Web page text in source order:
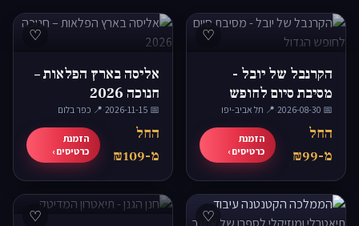
♡
הקרנבל של יובל -
מסיבת סיום לחופש
הגדול
📅 2026-08-30
·📍 תל אביב-יפו
החל
מ-₪99
הזמנת
כרטיסים ›
♡
אליסה בארץ הפלאות –
חנוכה 2026
📅 2026-11-15
·📍 כפר בלום
החל
מ-₪109
הזמנת
כרטיסים ›
♡
♡